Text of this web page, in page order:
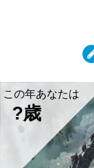
この年あなたは
?歳